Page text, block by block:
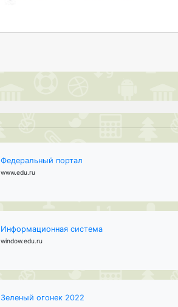
Федеральный портал
www.edu.ru
Информационная система
window.edu.ru
Зеленый огонек 2022